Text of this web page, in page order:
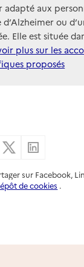
aux
d’Alzheimer ou
Elle est située
plus sur les
proposés
par email
Partager sur Facebook
Partager sur X
sur Facebook,
de cookies .